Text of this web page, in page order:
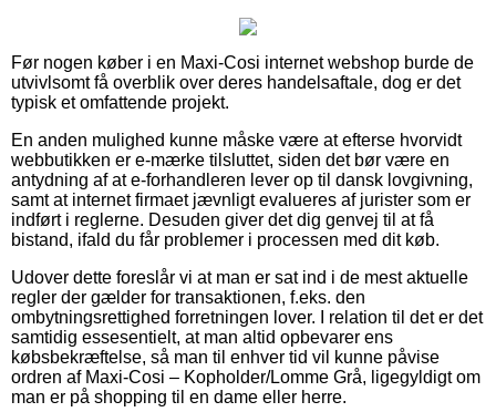
Før nogen køber i en Maxi-Cosi internet webshop burde de
utvivlsomt få overblik over deres handelsaftale, dog er det
typisk et omfattende projekt.
En anden mulighed kunne måske være at efterse hvorvidt
webbutikken er e-mærke tilsluttet, siden det bør være en
antydning af at e-forhandleren lever op til dansk lovgivning,
samt at internet firmaet jævnligt evalueres af jurister som er
indført i reglerne. Desuden giver det dig genvej til at få
bistand, ifald du får problemer i processen med dit køb.
Udover dette foreslår vi at man er sat ind i de mest aktuelle
regler der gælder for transaktionen, f.eks. den
ombytningsrettighed forretningen lover. I relation til det er det
samtidig essesentielt, at man altid opbevarer ens
købsbekræftelse, så man til enhver tid vil kunne påvise
ordren af Maxi-Cosi – Kopholder/Lomme Grå, ligegyldigt om
man er på shopping til en dame eller herre.